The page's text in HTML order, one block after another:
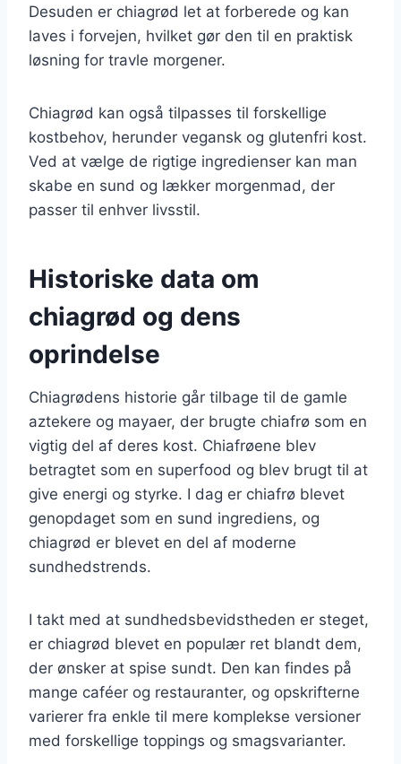
Desuden er chiagrød let at forberede og kan
laves i forvejen, hvilket gør den til en praktisk
løsning for travle morgener.
Chiagrød kan også tilpasses til forskellige
kostbehov, herunder vegansk og glutenfri kost.
Ved at vælge de rigtige ingredienser kan man
skabe en sund og lækker morgenmad, der
passer til enhver livsstil.
Historiske data om
chiagrød og dens
oprindelse
Chiagrødens historie går tilbage til de gamle
aztekere og mayaer, der brugte chiafrø som en
vigtig del af deres kost. Chiafrøene blev
betragtet som en superfood og blev brugt til at
give energi og styrke. I dag er chiafrø blevet
genopdaget som en sund ingrediens, og
chiagrød er blevet en del af moderne
sundhedstrends.
I takt med at sundhedsbevidstheden er steget,
er chiagrød blevet en populær ret blandt dem,
der ønsker at spise sundt. Den kan findes på
mange caféer og restauranter, og opskrifterne
varierer fra enkle til mere komplekse versioner
med forskellige toppings og smagsvarianter.